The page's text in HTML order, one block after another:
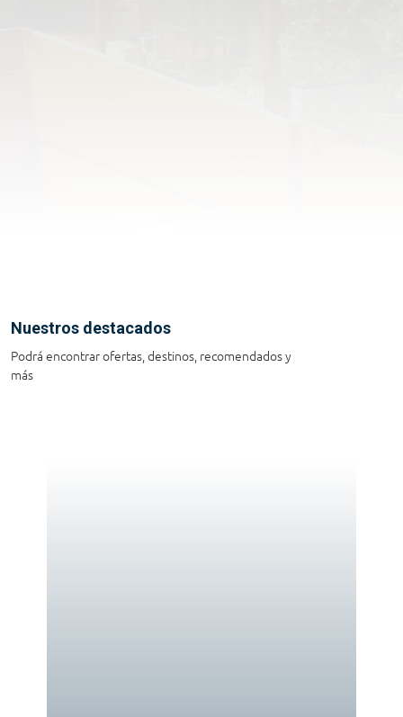
Nuestros destacados
Podrá encontrar ofertas, destinos, recomendados y
más